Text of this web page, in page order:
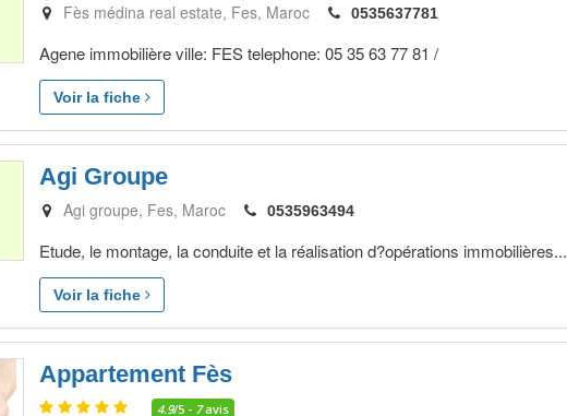
Fès médina real estate Fes Maroc 0535637781
Agene immobilière ville: FES telephone: 05 35 63 77 81 /
Voir la fiche
Agi Groupe
Agi groupe Fes Maroc 0535963494
Etude, le montage, la conduite et la réalisation d?opérations immobilières...
Voir la fiche
Appartement Fès
4.9/5 - 7avis